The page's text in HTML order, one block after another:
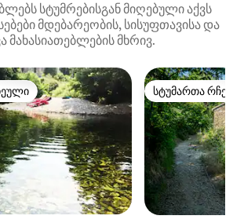
სტუმრებისგან მიღებული აქვს
მდებარეობის, სისუფთავისა და
მახასიათებლების მხრივ.
მოწინავე ვარიანტი სტუმართა
სტუმართა